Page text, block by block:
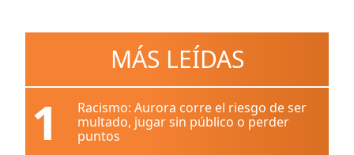
MÁS LEÍDAS
1
Racismo: Aurora corre el riesgo de ser
multado, jugar sin público o perder
puntos